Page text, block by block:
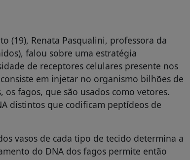
(19), Renata Pasqualini, professora da
falou sobre uma estratégia
de receptores celulares presente nos
em injetar no organismo bilhões de
fagos, que são usados como vetores.
distintos que codificam peptídeos de
vasos de cada tipo de tecido determina a
do DNA dos fagos permite então